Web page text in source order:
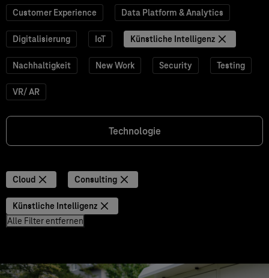
Customer Experience Data Platform & Analytics
Digitalisierung IoT Künstliche Intelligenz
Nachhaltigkeit New Work Security Testing
VR/ AR
Technologie
Cloud Consulting
Künstliche Intelligenz
Alle Filter entfernen